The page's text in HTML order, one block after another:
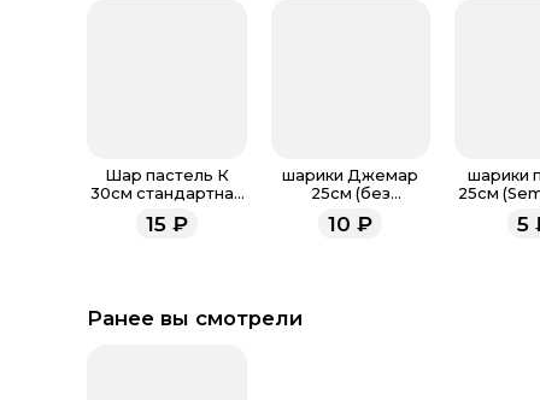
Шар пастель К
30см стандартная
15₽
шарики Джемар
25см (без
10 ₽
шарики
25см
5
Ранее вы смотрели